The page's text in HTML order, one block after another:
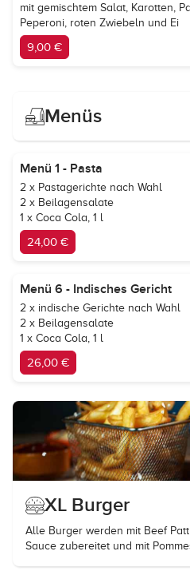
mit gemischtem Salat, Karotten,
Peperoni, roten Zwiebeln und Ei
9,00 €
Menüs
Menü 1 - Pasta
2 x Pastagerichte nach Wahl
2 x Beilagensalate
1 x Coca Cola, 1 l
24,00 €
Menü 6 - Indisches Gericht
2 x indische Gerichte nach Wahl
2 x Beilagensalate
1 x Coca Cola, 1 l
26,00 €
XL Burger
Alle Burger werden mit Beef
Sauce zubereitet und mit